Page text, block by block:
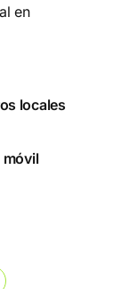
en
locales
móvil